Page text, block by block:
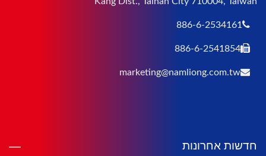
886-6-2534161
886-6-2541854
marketing@namliong.com.tw
חדשות אחרונות